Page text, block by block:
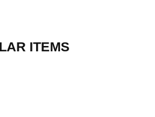
ITEMS